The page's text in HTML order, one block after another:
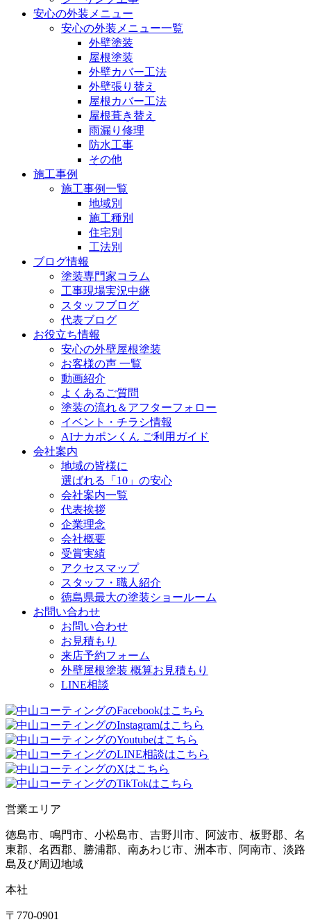
安心の外装メニュー
安心の外装メニュー一覧
外壁塗装
屋根塗装
外壁カバー工法
外壁張り替え
屋根カバー工法
屋根葺き替え
雨漏り修理
防水工事
その他
施工事例
施工事例一覧
地域別
施工種別
住宅別
工法別
ブログ情報
塗装専門家コラム
工事現場実況中継
スタッフブログ
代表ブログ
お役立ち情報
安心の外壁屋根塗装
お客様の声 一覧
動画紹介
よくあるご質問
塗装の流れ＆アフターフォロー
イベント・チラシ情報
AIナカポンくん ご利用ガイド
会社案内
地域の皆様に
選ばれる「10」の安心
会社案内一覧
代表挨拶
企業理念
会社概要
受賞実績
アクセスマップ
スタッフ・職人紹介
徳島県最大の塗装ショールーム
お問い合わせ
お問い合わせ
お見積もり
来店予約フォーム
外壁屋根塗装 概算お見積もり
LINE相談
営業エリア
徳島市、鳴門市、小松島市、吉野川市、阿波市、板野郡、名
東郡、名西郡、勝浦郡、南あわじ市、洲本市、阿南市、淡路
島及び周辺地域
本社
〒770-0901